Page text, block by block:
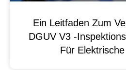
Ein Leitfaden Zum
DGUV V3 -
Für